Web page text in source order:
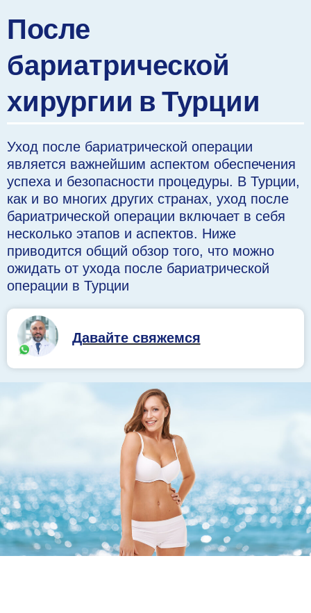
После
бариатрической
хирургии в Турции
Уход после бариатрической операции
является важнейшим аспектом обеспечения
успеха и безопасности процедуры. В Турции,
как и во многих других странах, уход после
бариатрической операции включает в себя
несколько этапов и аспектов. Ниже
приводится общий обзор того, что можно
ожидать от ухода после бариатрической
операции в Турции
Давайте свяжемся